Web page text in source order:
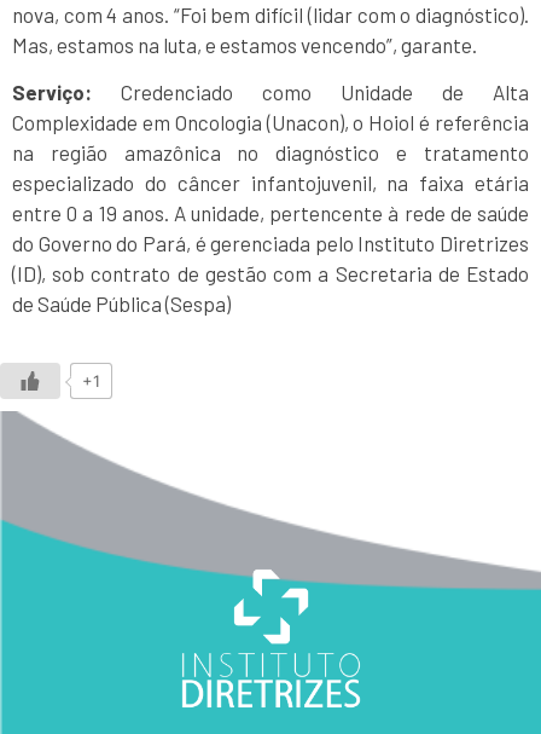
nova, com 4 anos. “Foi bem difícil (lidar com o diagnóstico).
Mas, estamos na luta, e estamos vencendo”, garante.
Serviço: Credenciado como Unidade de Alta
Complexidade em Oncologia (Unacon), o Hoiol é referência
na região amazônica no diagnóstico e tratamento
especializado do câncer infantojuvenil, na faixa etária
entre 0 a 19 anos. A unidade, pertencente à rede de saúde
do Governo do Pará, é gerenciada pelo Instituto Diretrizes
(ID), sob contrato de gestão com a Secretaria de Estado
de Saúde Pública (Sespa)
+1